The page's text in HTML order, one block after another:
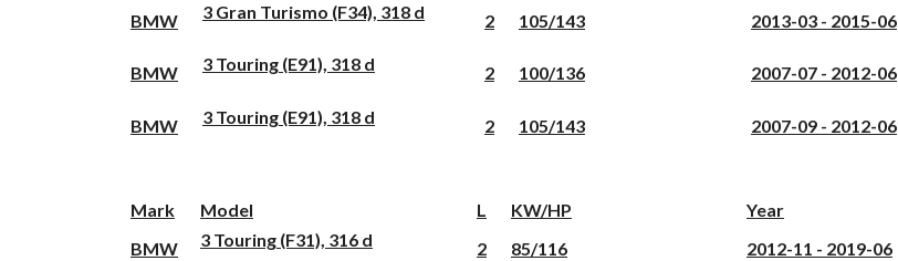
BMW
3 Gran Turismo (F34), 318 d 2 105/143 2013-03 - 2015-06
BMW 3 Touring (E91), 318 d 2 100/136 2007-07 - 2012-06
BMW
3 Touring (E91), 318 d 2 105/143 2007-09 - 2012-06
Mark Model L KW/HP Year
BMW
3 Touring (F31), 316 d 2 85/116 2012-11 - 2019-06